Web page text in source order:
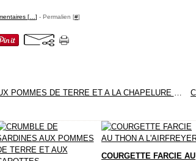
[ ] - Permalien [#]
PIZZA AU CAMEMBERT, AUX POMMES DE TERRE ET A LA CHAPELURE D'OLIVE NOIRE
COURGETTE FARCIE AU